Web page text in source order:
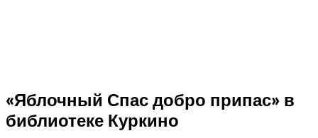
«Яблочный Спас добро припас» в
библиотеке Куркино